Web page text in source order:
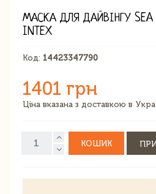
МАСКА ДЛЯ ДАЙВІНГУ SEA
INTEX
Код: 14423347790
1401 грн
Ціна вказана з доставкою в
КОШИК